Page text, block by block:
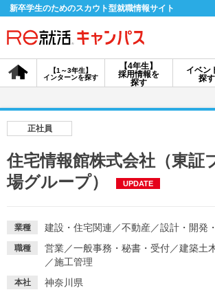
新卒学生のためのスカウト型就職情報サイト
【4年生】
採用情報を
探す
【1～3年生】
インターンを探す
イベン
探す
会員登録 ロ
イベントを探す スカウト
正社員
住宅情報館株式会社（東証
場グループ）
UPDATE
業種 建設・住宅関連 ／不動産／設計・開発
職種 営業／一般事務・秘書・受付／建築土
／施工管理
本社 神奈川県